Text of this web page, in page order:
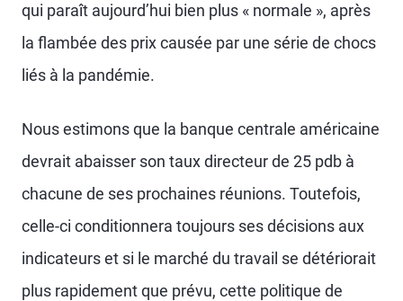
qui paraît aujourd’hui bien plus « normale », après
la flambée des prix causée par une série de chocs
liés à la pandémie.
Nous estimons que la banque centrale américaine
devrait abaisser son taux directeur de 25 pdb à
chacune de ses prochaines réunions. Toutefois,
celle-ci conditionnera toujours ses décisions aux
indicateurs et si le marché du travail se détériorait
plus rapidement que prévu, cette politique de